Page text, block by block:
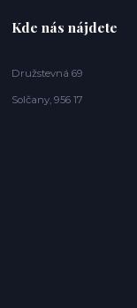
Kde nás nájdete
Družstevná 69
Solčany, 956 17